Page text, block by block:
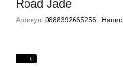
Road Jade
Артикул: 0888392665256
6